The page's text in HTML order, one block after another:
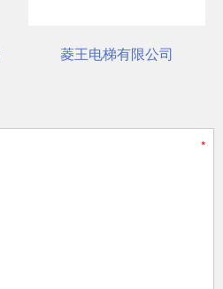
菱王电梯有限公司